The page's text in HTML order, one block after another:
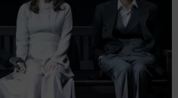
קונצרטים
הרצאות
סרטים